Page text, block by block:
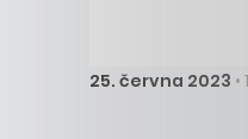
25. června 2023